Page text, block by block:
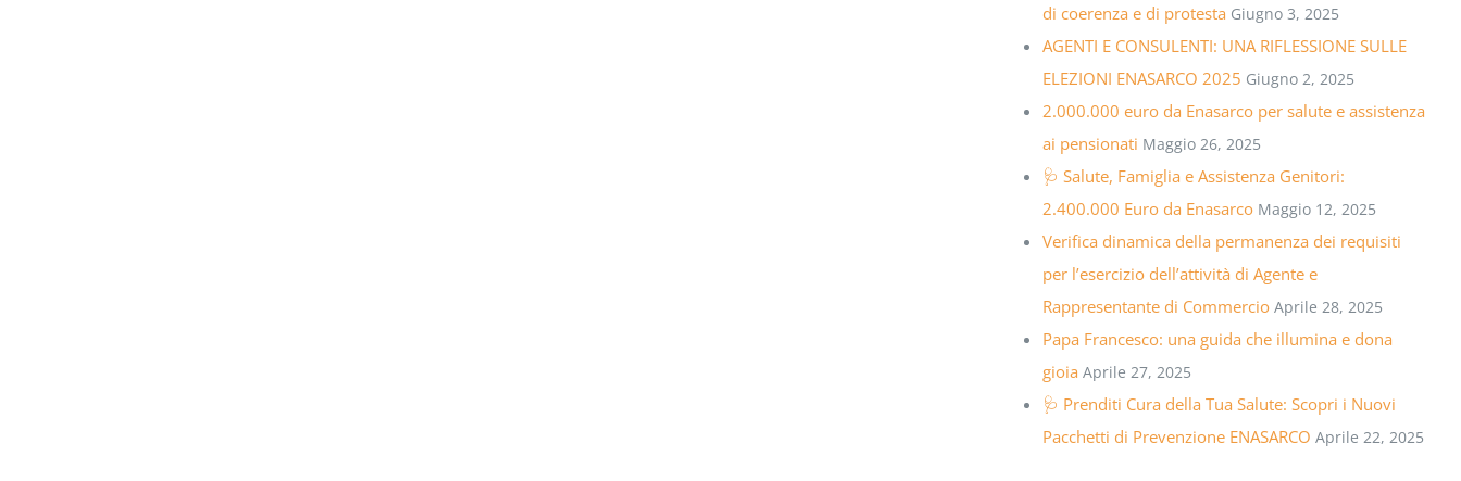
di coerenza e di protesta Giugno 3, 2025
AGENTI E CONSULENTI: UNA RIFLESSIONE SULLE
ELEZIONI ENASARCO 2025 Giugno 2, 2025
2.000.000 euro da Enasarco per salute e assistenza
ai pensionati Maggio 26, 2025
🩺 Salute, Famiglia e Assistenza Genitori:
2.400.000 Euro da Enasarco Maggio 12, 2025
Verifica dinamica della permanenza dei requisiti
per l’esercizio dell’attività di Agente e
Rappresentante di Commercio Aprile 28, 2025
Papa Francesco: una guida che illumina e dona
gioia Aprile 27, 2025
🩺 Prenditi Cura della Tua Salute: Scopri i Nuovi
Pacchetti di Prevenzione ENASARCO Aprile 22, 2025